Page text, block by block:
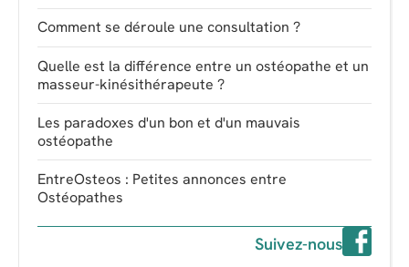
Comment se déroule une consultation ?
Quelle est la différence entre un ostéopathe et un
masseur-kinésithérapeute ?
Les paradoxes d'un bon et d'un mauvais
ostéopathe
EntreOsteos : Petites annonces entre
Ostéopathes
Suivez-nous